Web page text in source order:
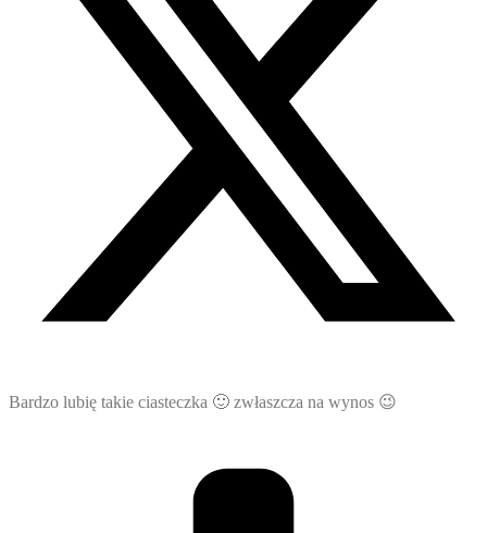
Bardzo lubię takie ciasteczka 🙂 zwłaszcza na wynos 😉